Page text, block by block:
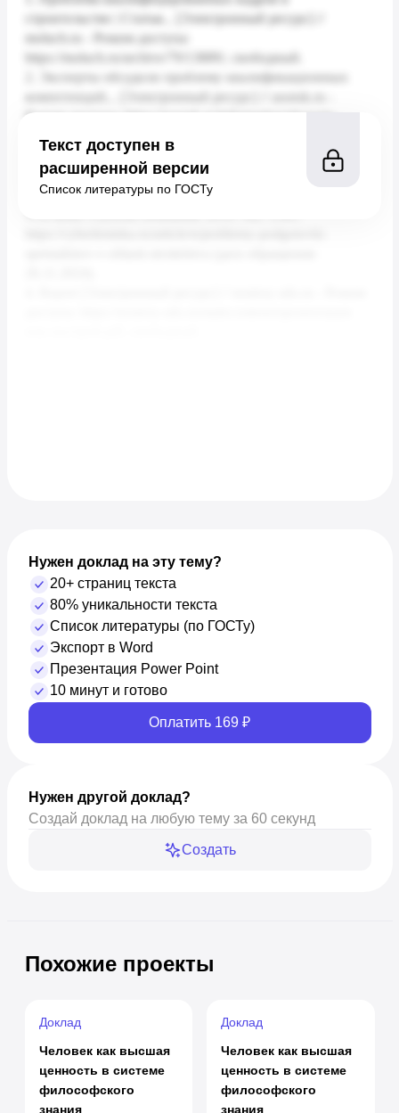
Текст доступен в
расширенной версии
Список литературы по ГОСТу
Нужен доклад на эту тему?
20+ страниц текста
80% уникальности текста
Список литературы (по ГОСТу)
Экспорт в Word
Презентация Power Point
10 минут и готово
Оплатить 169 ₽
Нужен другой доклад?
Создай доклад на любую тему за 60 секунд
Создать
Похожие проекты
Доклад
Человек как высшая
ценность в системе
философского
знания
Доклад
Человек как высшая
ценность в системе
философского
знания